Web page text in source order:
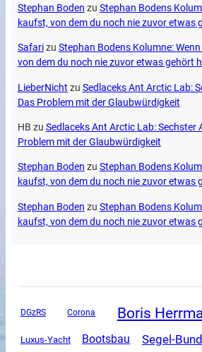
Stephan Boden zu Stephan Bodens
kaufst, von dem du noch nie zuvor etwas
Safarizu Stephan Bodens Kolumne:
von dem du noch nie zuvor etwas gehört
LieberNicht zu Sedlaceks Ant Arctic Lab:
Das Problem mit der Glaubwürdigkeit
HB zu Sedlaceks Ant Arctic Lab: Sechster
Problem mit der Glaubwürdigkeit
Stephan Boden zu Stephan Bodens
kaufst, von dem du noch nie zuvor etwas
Stephan Boden zu Stephan Bodens
kaufst, von dem du noch nie zuvor etwas
DGzRS Corona Boris
Luxus-Yacht Bootsbau Segel-